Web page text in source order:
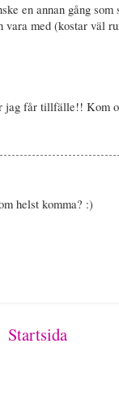
en annan gång
med (kostar väl
jag får tillfälle!! Kom
helst komma? :)
Startsida